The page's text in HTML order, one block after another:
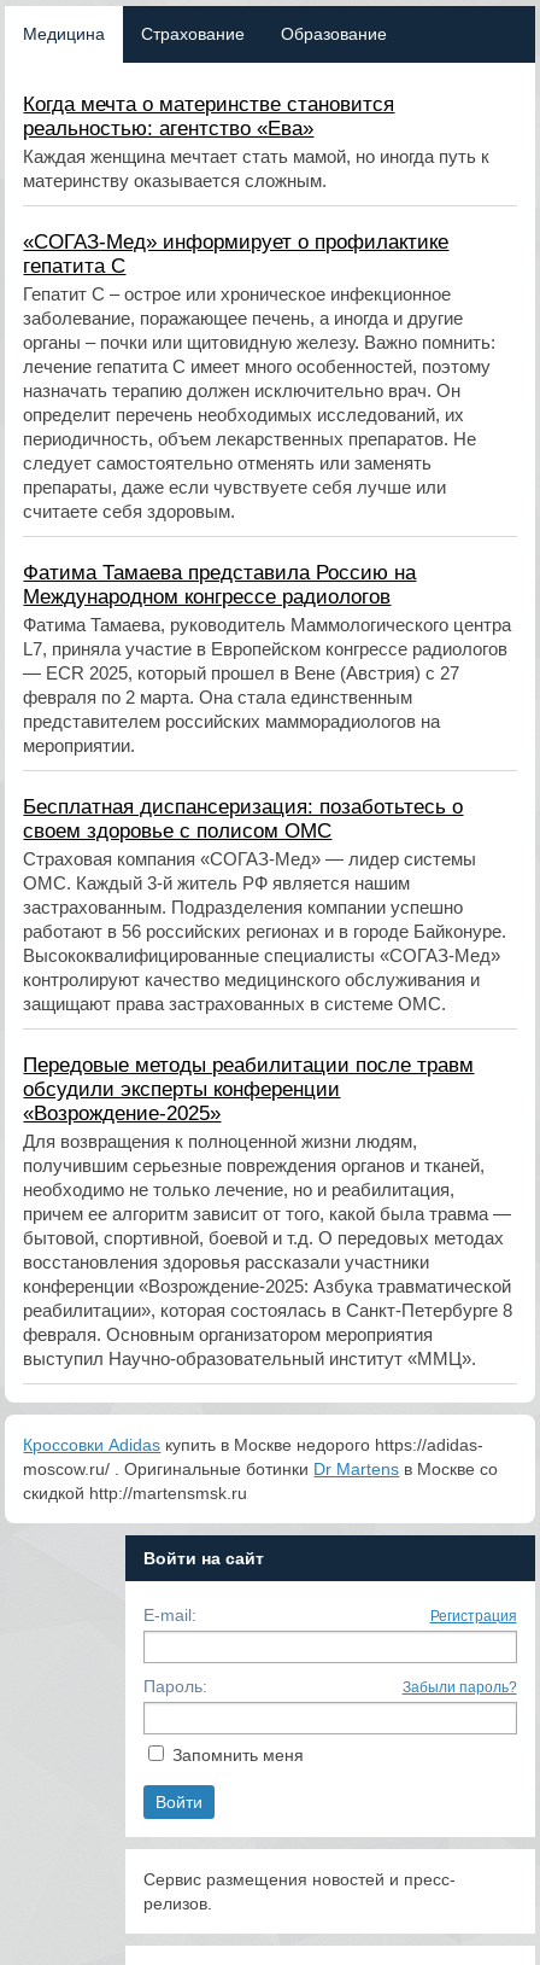
Медицина Страхование Образование
Когда мечта о материнстве становится
реальностью: агентство «Ева»
​Каждая женщина мечтает стать мамой, но иногда путь к
материнству оказывается сложным.
«СОГАЗ-Мед» информирует о профилактике
гепатита С
Гепатит С – острое или хроническое инфекционное
заболевание, поражающее печень, а иногда и другие
органы – почки или щитовидную железу. Важно помнить:
лечение гепатита С имеет много особенностей, поэтому
назначать терапию должен исключительно врач. Он
определит перечень необходимых исследований, их
периодичность, объем лекарственных препаратов. Не
следует самостоятельно отменять или заменять
препараты, даже если чувствуете себя лучше или
считаете себя здоровым.
Фатима Тамаева представила Россию на
Международном конгрессе радиологов
Фатима Тамаева, руководитель Маммологического центра
L7, приняла участие в Европейском конгрессе радиологов
— ECR 2025, который прошел в Вене (Австрия) с 27
февраля по 2 марта. Она стала единственным
представителем российских мамморадиологов на
мероприятии.
Бесплатная диспансеризация: позаботьтесь о
своем здоровье с полисом ОМС
Страховая компания «СОГАЗ-Мед» — лидер системы
ОМС. Каждый 3-й житель РФ является нашим
застрахованным. Подразделения компании успешно
работают в 56 российских регионах и в городе Байконуре.
Высококвалифицированные специалисты «СОГАЗ-Мед»
контролируют качество медицинского обслуживания и
защищают права застрахованных в системе ОМС.
​Передовые методы реабилитации после травм
обсудили эксперты конференции
«Возрождение-2025»
Для возвращения к полноценной жизни людям,
получившим серьезные повреждения органов и тканей,
необходимо не только лечение, но и реабилитация,
причем ее алгоритм зависит от того, какой была травма —
бытовой, спортивной, боевой и т.д. О передовых методах
восстановления здоровья рассказали участники
конференции «Возрождение-2025: Азбука травматической
реабилитации», которая состоялась в Санкт-Петербурге 8
февраля. Основным организатором мероприятия
выступил Научно-образовательный институт «ММЦ».
Кроссовки Adidas купить в Москве недорого https://adidas-
moscow.ru/ . Оригинальные ботинки Dr Martens в Москве со
скидкой http://martensmsk.ru
Войти на сайт
E-mail: Регистрация
Пароль: Забыли пароль?
Запомнить меня
Сервис размещения новостей и пресс-
релизов.